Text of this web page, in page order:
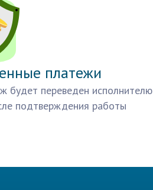
платежи
будет переведен исполнителю
подтверждения работы